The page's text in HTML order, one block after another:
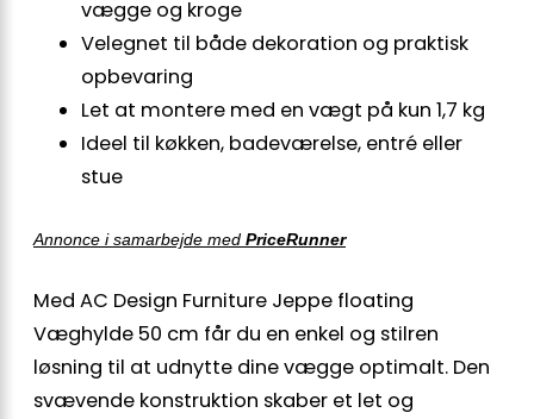
vægge og kroge
Velegnet til både dekoration og praktisk
opbevaring
Let at montere med en vægt på kun 1,7 kg
Ideel til køkken, badeværelse, entré eller
stue
Annonce i samarbejde med PriceRunner
Med AC Design Furniture Jeppe floating
Væghylde 50 cm får du en enkel og stilren
løsning til at udnytte dine vægge optimalt. Den
svævende konstruktion skaber et let og